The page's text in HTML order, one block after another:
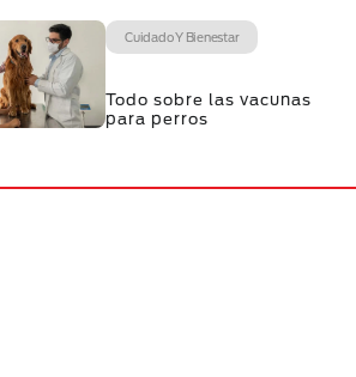
Cuidado Y Bienestar
Todo sobre las vacunas
para perros